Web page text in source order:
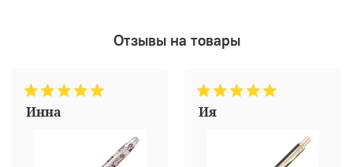
Отзывы на товары
Инна Ия